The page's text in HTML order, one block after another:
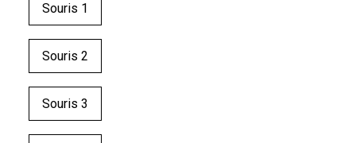
Souris 1
Souris 2
Souris 3